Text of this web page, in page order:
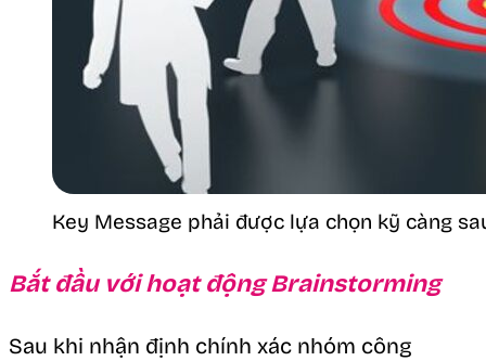
Key Message phải được lựa chọn kỹ càng
Bắt đầu với hoạt động Brainstorming
Sau khi nhận định chính xác nhóm công